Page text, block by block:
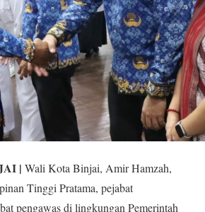
| Wali Kota Binjai, Amir Hamzah,
Tinggi Pratama, pejabat
pengawas di lingkungan Pemerintah